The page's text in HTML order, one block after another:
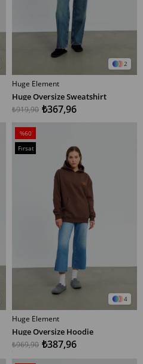
2
SEPETE EKLE
Huge Element
Huge Oversize Sweatshirt
₺367,96
₺919,90
4
SEPETE EKLE
%60
İndirim
%60İndirim
Fırsat
Huge Element
Huge Oversize Hoodie
₺387,96
₺969,90